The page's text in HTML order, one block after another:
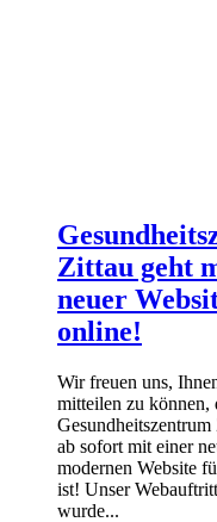
Zittau geht
neuer
online!
Wir freuen uns,
mitteilen zu können,
Gesundheitszentrum
ab sofort mit einer
modernen Website
ist! Unser Webauftritt
wurde...